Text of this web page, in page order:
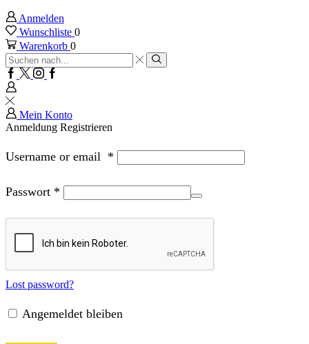
Anmelden
Wunschliste 0
Warenkorb 0
Sucheingabe
Suche
Facebook
TwitterInstagram
Google
Mein Konto
Anmeldung Registrieren
Username or email *
Passwort *
Lost password?
Angemeldet bleiben